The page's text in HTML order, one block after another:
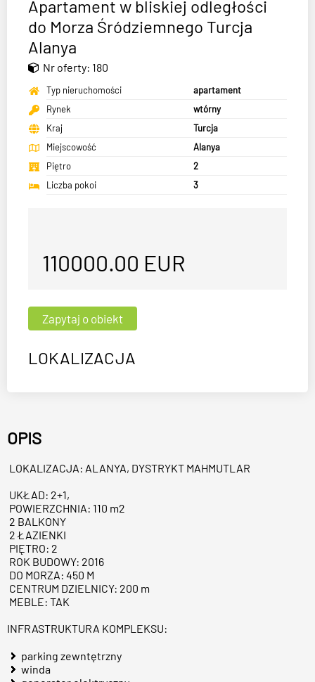
Apartament w bliskiej odległości
do Morza Śródziemnego Turcja
Alanya
Nr oferty: 180
Typ nieruchomości
apartament
Rynek
wtórny
Kraj
Turcja
Miejscowość
Alanya
Piętro
2
Liczba pokoi
3
110000.00 EUR
LOKALIZACJA
OPIS
LOKALIZACJA: ALANYA, DYSTRYKT MAHMUTLAR
UKŁAD: 2+1,
POWIERZCHNIA: 110 m2
2 BALKONY
2 ŁAZIENKI
PIĘTRO: 2
ROK BUDOWY: 2016
DO MORZA: 450 M
CENTRUM DZIELNICY: 200 m
MEBLE: TAK
INFRASTRUKTURA KOMPLEKSU:
parking zewntętrzny
winda